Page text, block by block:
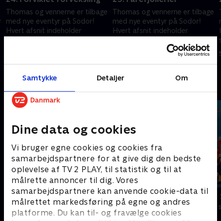
Samtykke Detaljer Om
Dine data og cookies
Vi bruger egne cookies og cookies fra
samarbejdspartnere for at give dig den bedste
oplevelse af TV 2 PLAY, til statistik og til at
målrette annoncer til dig. Vores
samarbejdspartnere kan anvende cookie-data til
målrettet markedsføring på egne og andres
platforme. Du kan til- og fravælge cookies
Thomas og vennerne er tilbage
med nye eventyr på Sodor!
Hvert afsnit indeholder
Thomas og vennerne er tilbage
med nye eventyr på Sodor!
Hvert afsnit indeholder
interaktivt format, der
5. februar 2025 • 10 min
Gurli Gris
Børneserier • 4 sæsoner
Brandmand
Børneserier • 1